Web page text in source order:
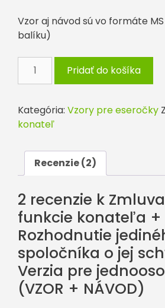
Vzor aj návod sú vo formáte
balíku)
množstvo
Zmluva
výkone
funkcie
Rozhodnutie
jediného
spoločníka
o
jej
schválení.
Verzia
pre
jednoosobovky
(VZOR
Pridať do košíka
Kategória: Vzory pre eseročky
konateľ
Recenzie (2)
2 recenzie k
funkcie konateľa +
Rozhodnutie
spoločníka o jej
Verzia pre
(VZOR + NÁVOD)